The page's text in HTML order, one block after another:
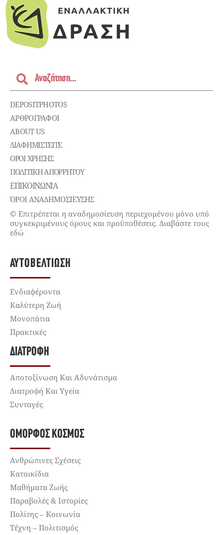
DEPOSITPHOTOS
ΑΡΘΡΟΓΡΑΦΟΙ
ABOUT US
ΔΙΑΦΗΜΙΣΤΕΊΤΕ
ΌΡΟΙ ΧΡΉΣΗΣ
ΠΟΛΙΤΙΚΉ ΑΠΟΡΡΉΤΟΥ
ΕΠΙΚΟΙΝΩΝΊΑ
ΌΡΟΙ ΑΝΑΔΗΜΟΣΙΕΥΣΗΣ
© Επιτρέπεται η αναδημοσίευση περιεχομένου μόνο υπό
συγκεκριμένους όρους και προϋποθέσεις. Διαβάστε τους
εδώ
ΑΥΤΟΒΕΛΤΊΩΣΗ
Ενδιαφέροντα
Καλύτερη Ζωή
Μονοπάτια
Πρακτικές
ΔΙΑΤΡΟΦΉ
Αποτοξίνωση Και Αδυνάτισμα
Διατροφή Και Υγεία
Συνταγές
ΌΜΟΡΦΟΣ ΚΌΣΜΟΣ
Ανθρώπινες Σχέσεις
Κατοικίδια
Μαθήματα Ζωής
Παραβολές & Ιστορίες
Πολίτης – Κοινωνία
Τέχνη – Πολιτισμός